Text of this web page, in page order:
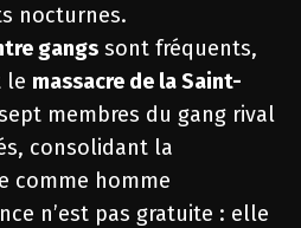
nocturnes.
gangs sont fréquents,
le massacre de la Saint-
membres du gang rival
consolidant la
comme homme
n’est pas gratuite : elle